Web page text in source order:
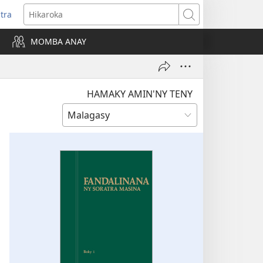
Hikaroka
MOMBA ANAY
HAMAKY AMIN'NY TENY